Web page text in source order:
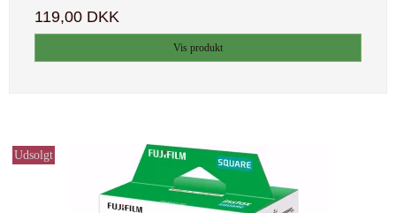
119,00 DKK
Vis produkt
Udsolgt